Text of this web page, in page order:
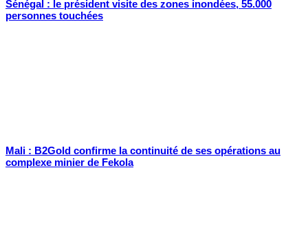
Sénégal : le président visite des zones inondées, 55.000
personnes touchées
Mali : B2Gold confirme la continuité de ses opérations au
complexe minier de Fekola